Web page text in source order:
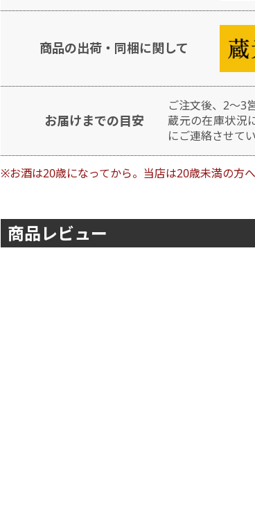
商品の出荷・同梱に関して
お届けまでの目安
ご注文後、2～3
蔵元の在庫状況
にご連絡させて
※お酒は20歳になってから。当店は20歳未満の方
商品レビュー